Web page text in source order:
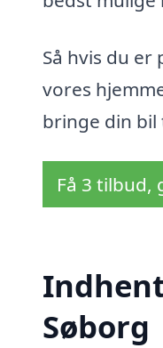
Så hvis du
vores
bringe din bil
Få 3
Søborg